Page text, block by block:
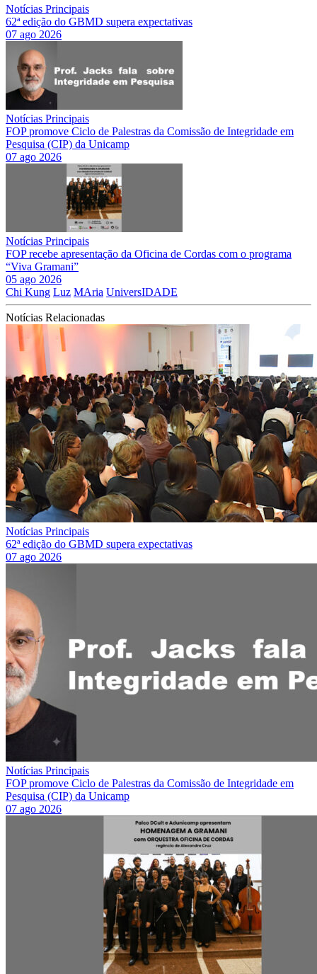
Notícias Principais
62ª edição do GBMD supera expectativas
07 ago 2026
Notícias Principais
FOP promove Ciclo de Palestras da Comissão de Integridade em
Pesquisa (CIP) da Unicamp
07 ago 2026
Notícias Principais
FOP recebe apresentação da Oficina de Cordas com o programa
“Viva Gramani”
05 ago 2026
Chi Kung Luz MAria UniversIDADE
Notícias Relacionadas
Notícias Principais
62ª edição do GBMD supera expectativas
07 ago 2026
Notícias Principais
FOP promove Ciclo de Palestras da Comissão de Integridade em
Pesquisa (CIP) da Unicamp
07 ago 2026